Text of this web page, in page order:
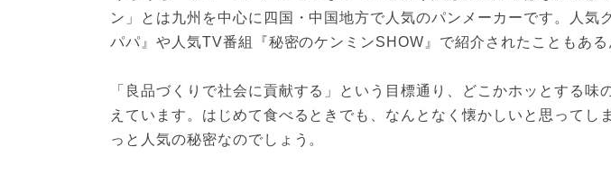
ン」とは九州を中心に四国・中国地方で人気のパンメーカーです。人気
パパ』や人気TV番組『秘密のケンミンSHOW』で紹介されたこともある
「良品づくりで社会に貢献する」という目標通り、どこかホッとする味
えています。はじめて食べるときでも、なんとなく懐かしいと思ってし
っと人気の秘密なのでしょう。